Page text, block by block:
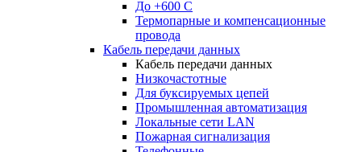
До +600 С
Термопарные и компенсационные
провода
Кабель передачи данных
Кабель передачи данных
Низкочастотные
Для буксируемых цепей
Промышленная автоматизация
Локальные сети LAN
Пожарная сигнализация